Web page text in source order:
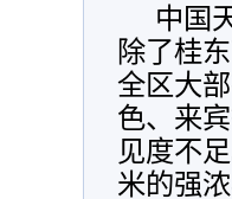
中国
除了桂
全区大
色、来
见度不
米的强